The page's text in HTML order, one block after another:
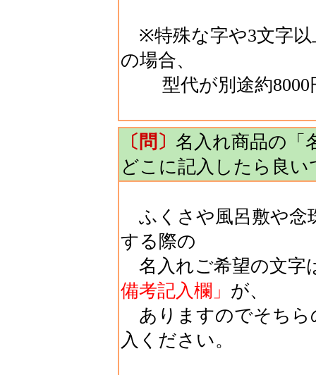
※特殊な字や3文字以
の場合、
型代が別途約8000
〔問〕 名入れ商品の「
どこに記入したら良い
ふくさや風呂敷や念
する際の
名入れご希望の文字
備考記入欄」 が、
ありますのでそちら
入ください。